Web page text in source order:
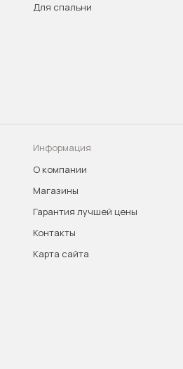
Для спальни
Информация
О компании
Магазины
Гарантия лучшей цены
Контакты
Карта сайта